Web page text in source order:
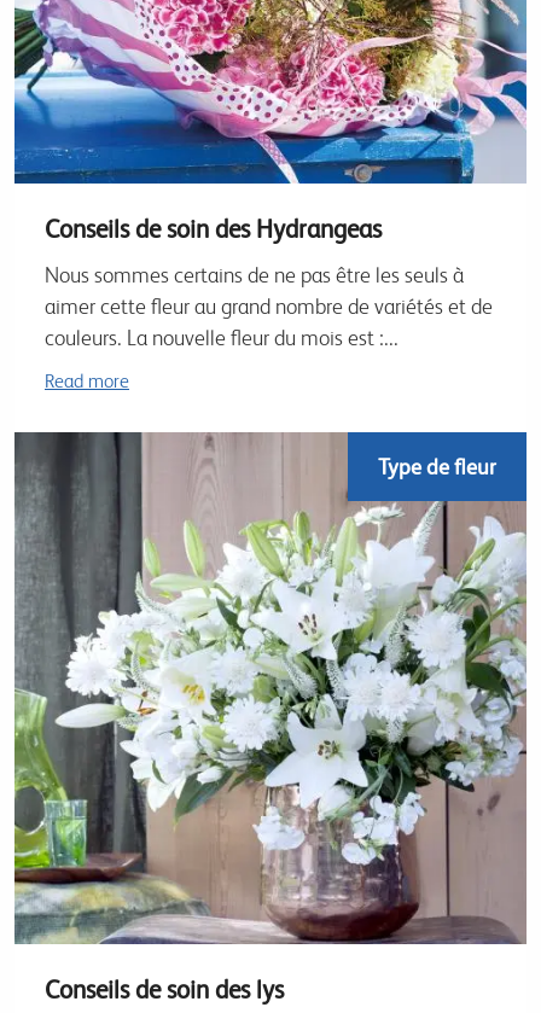
Conseils de soin des Hydrangeas
Nous sommes certains de ne pas être les seuls à
aimer cette fleur au grand nombre de variétés et de
couleurs. La nouvelle fleur du mois est :...
Read more
Type de fleur
Conseils de soin des lys